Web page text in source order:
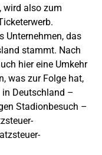
wird also zum
Unternehmen, das
stammt. Nach
hier eine Umkehr
was zur Folge hat,
in Deutschland –
Stadionbesuch –